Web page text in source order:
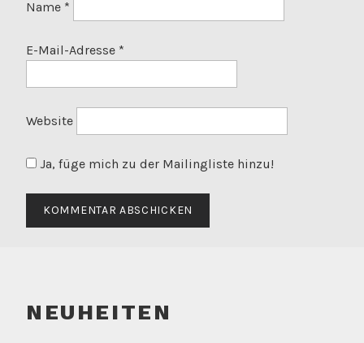
Name *
E-Mail-Adresse *
Website
Ja, füge mich zu der Mailingliste hinzu!
NEUHEITEN